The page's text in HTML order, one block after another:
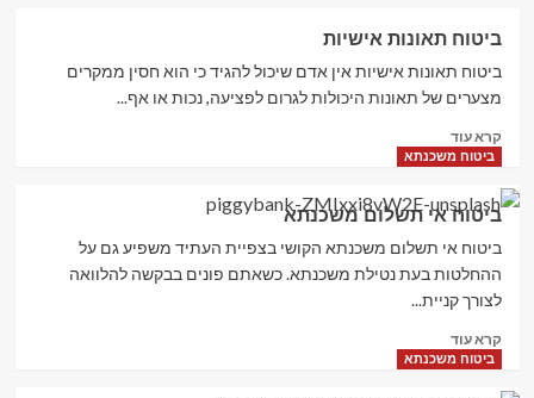
תאונות
אישיות
בעבודה
ביטוח תאונות אישיות
ביטוח תאונות אישיות אין אדם שיכול להגיד כי הוא חסין ממקרים
מצערים של תאונות היכולות לגרום לפציעה, נכות או אף...
קרא עודRead
more
ביטוח
תאונות
אישיות
ביטוח משכנתא
ביטוח אי תשלום משכנתא
ביטוח אי תשלום משכנתא הקושי בצפיית העתיד משפיע גם על
ההחלטות בעת נטילת משכנתא. כשאתם פונים בבקשה להלוואה
לצורך קניית...
קרא עודRead
more
ביטוח משכנתא